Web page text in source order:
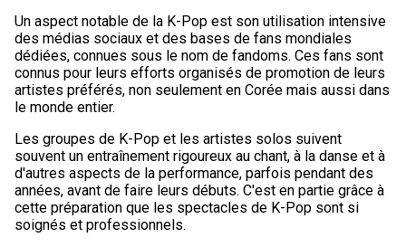
Un aspect notable de la K-Pop est son utilisation intensive
des médias sociaux et des bases de fans mondiales
dédiées, connues sous le nom de fandoms. Ces fans sont
connus pour leurs efforts organisés de promotion de leurs
artistes préférés, non seulement en Corée mais aussi dans
le monde entier.
Les groupes de K-Pop et les artistes solos suivent
souvent un entraînement rigoureux au chant, à la danse et à
d'autres aspects de la performance, parfois pendant des
années, avant de faire leurs débuts. C'est en partie grâce à
cette préparation que les spectacles de K-Pop sont si
soignés et professionnels.